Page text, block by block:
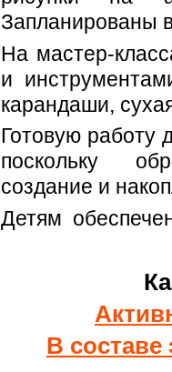
Запланированы
На мастер-
и
карандаши,
Готовую работу
поскольку
создание и
Детям
В составе